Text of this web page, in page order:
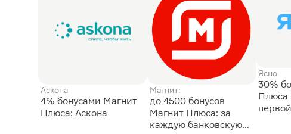
Аскона
4% бонусами Магнит
Плюса: Аскона
Магнит:
до 4500 бонусов
Магнит Плюса: за
каждую банковскую
Ясно
30%
Плюса